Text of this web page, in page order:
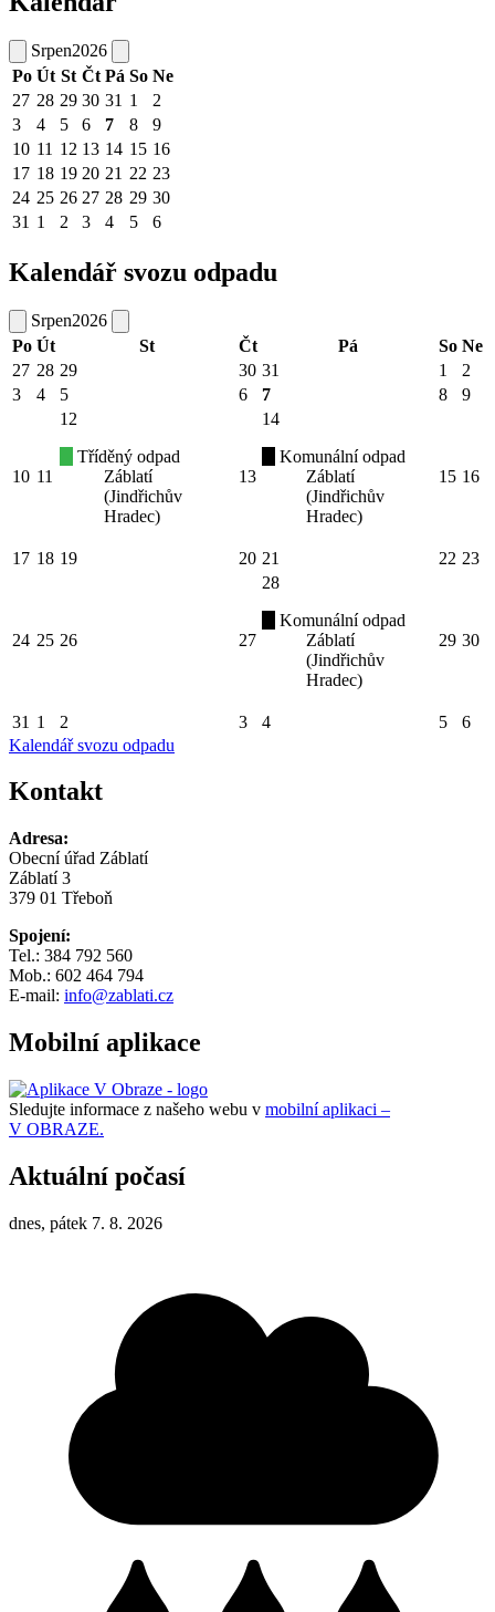
Srpen2026
Po Út St Čt Pá So Ne
27 28 29 30 31 1
2
3
4 5 6 7 8
9
10 11 12 13 14 15 16
17 18 19 20 21 22 23
24 25 26 27 28 29 30
31 1 2 3 4 5 6
Kalendář svozu odpadu
Srpen2026
Po Út St Čt Pá So Ne
27 28 29 30 31 1
2
3
4 5 6 7 8 9
10 11
12
Tříděný odpad
Záblatí
(Jindřichův
Hradec)
13
14
Komunální odpad
Záblatí
(Jindřichův
Hradec)
15 16
17 18 19 20 21 22 23
24 25 26 27
28
Komunální odpad
Záblatí
(Jindřichův
Hradec)
29 30
31 1 2 3 4 5
6
Kalendář svozu odpadu
Kontakt
Adresa:
Obecní úřad Záblatí
Záblatí 3
379 01 Třeboň
Spojení:
Tel.: 384 792 560
Mob.: 602 464 794
E-mail: info@zablati.cz
Mobilní aplikace
Sledujte informace z našeho webu v mobilní aplikaci –
V OBRAZE.
Aktuální počasí
dnes, pátek 7. 8. 2026